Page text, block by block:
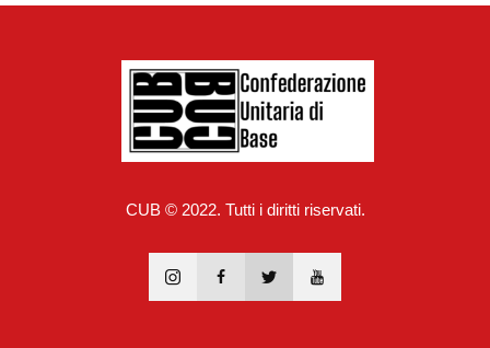
CUB © 2022. Tutti i diritti riservati.